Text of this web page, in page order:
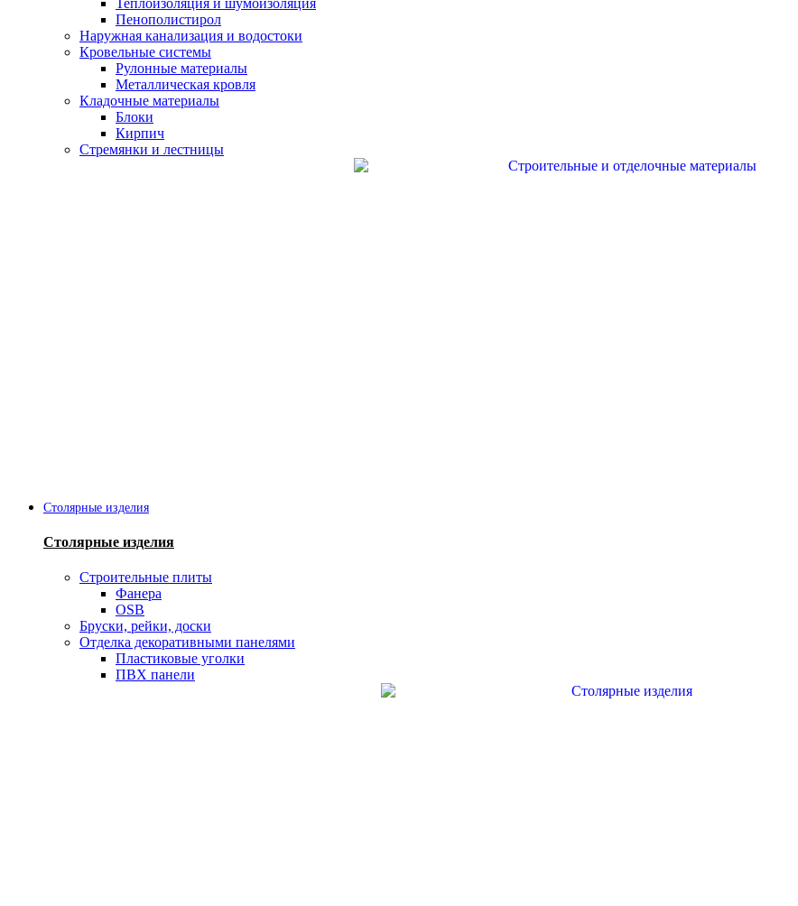
Пенополистирол
Наружная канализация и водостоки
Кровельные системы
Рулонные материалы
Металлическая кровля
Кладочные материалы
Блоки
Кирпич
Стремянки и лестницы
Столярные изделия
Столярные изделия
Строительные плиты
Фанера
OSB
Бруски, рейки, доски
Отделка декоративными панелями
Пластиковые уголки
ПВХ панели